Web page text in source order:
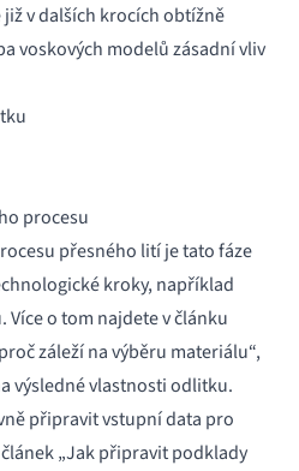
již v dalších krocích obtížně
voskových modelů zásadní vliv
procesu
přesného lití je tato fáze
kroky, například
o tom najdete v článku
záleží na výběru materiálu“,
výsledné vlastnosti odlitku.
připravit vstupní data pro
„Jak připravit podklady